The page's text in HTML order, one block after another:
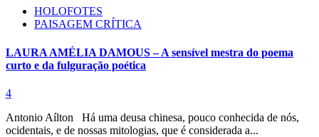
HOLOFOTES
PAISAGEM CRÍTICA
LAURA AMÉLIA DAMOUS – A sensível mestra do poema
curto e da fulguração poética
4
Antonio Aílton Há uma deusa chinesa, pouco conhecida de nós,
ocidentais, e de nossas mitologias, que é considerada a...